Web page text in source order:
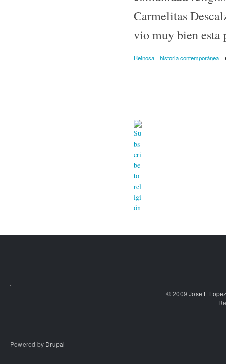
Carmelitas
vio muy bien esta
Reinosa historia contemporánea
© 2009Jose L
Powered by Drupal